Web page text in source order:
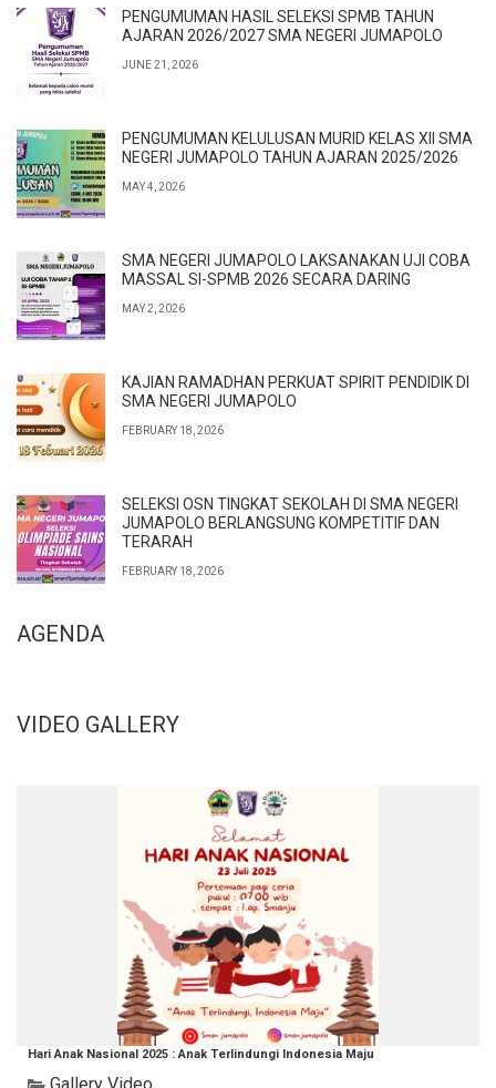
PENGUMUMAN HASIL SELEKSI SPMB TAHUN
AJARAN 2026/2027 SMA NEGERI JUMAPOLO
JUNE 21, 2026
PENGUMUMAN KELULUSAN MURID KELAS XII SMA
NEGERI JUMAPOLO TAHUN AJARAN 2025/2026
MAY 4, 2026
SMA NEGERI JUMAPOLO LAKSANAKAN UJI COBA
MASSAL SI-SPMB 2026 SECARA DARING
MAY 2, 2026
KAJIAN RAMADHAN PERKUAT SPIRIT PENDIDIK DI
SMA NEGERI JUMAPOLO
FEBRUARY 18, 2026
SELEKSI OSN TINGKAT SEKOLAH DI SMA NEGERI
JUMAPOLO BERLANGSUNG KOMPETITIF DAN
TERARAH
FEBRUARY 18, 2026
AGENDA
VIDEO GALLERY
Hari Anak Nasional 2025 : Anak Terlindungi Indonesia Maju